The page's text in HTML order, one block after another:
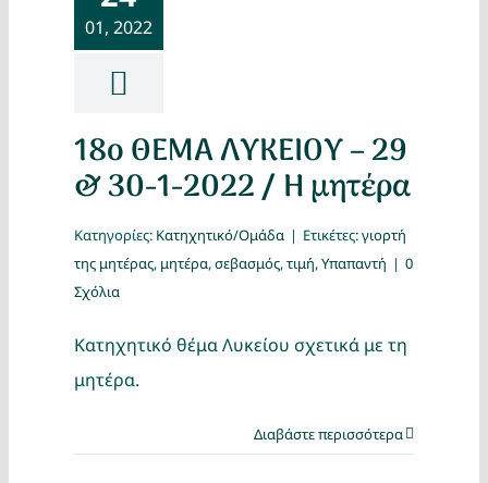
01, 2022
18ο ΘΕΜΑ ΛΥΚΕΙΟΥ – 29
& 30-1-2022 / Η μητέρα
Κατηγορίες: Κατηχητικό/Ομάδα | Ετικέτες:γιορτή
της μητέρας, μητέρα,σεβασμός,τιμή,Υπαπαντή | 0
Σχόλια
Κατηχητικό θέμα Λυκείου σχετικά με τη
μητέρα.
Διαβάστε περισσότερα